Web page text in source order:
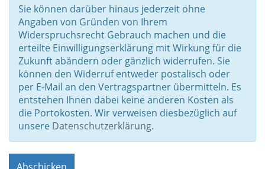
Sie können darüber hinaus jederzeit ohne
Angaben von Gründen von Ihrem
Widerspruchsrecht Gebrauch machen und die
erteilte Einwilligungserklärung mit Wirkung für die
Zukunft abändern oder gänzlich widerrufen. Sie
können den Widerruf entweder postalisch oder
per E-Mail an den Vertragspartner übermitteln. Es
entstehen Ihnen dabei keine anderen Kosten als
die Portokosten. Wir verweisen diesbezüglich auf
unsere Datenschutzerklärung.